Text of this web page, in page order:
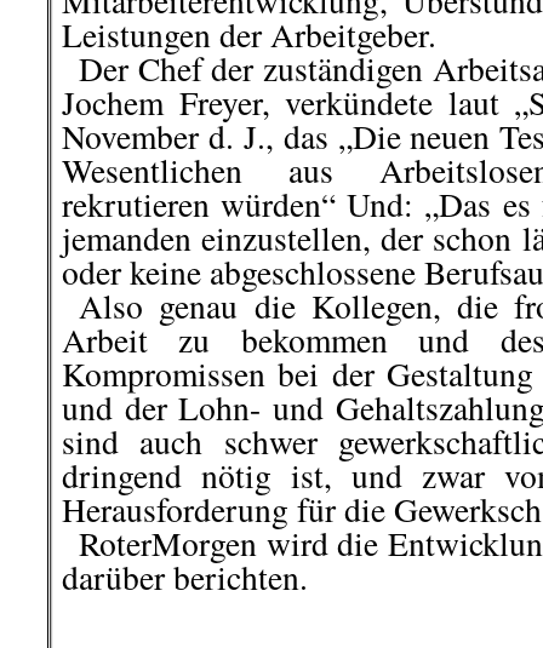
Leistungen der Arbeitgeber.
Der Chef der zuständigen
Jochem Freyer, verkündete laut
November d. J., das „Die neuen
Wesentlichen aus
rekrutieren würden“ Und: „Das
jemanden einzustellen, der schon
oder keine abgeschlossene
Also genau die Kollegen, die
Arbeit zu bekommen und
Kompromissen bei der
und der Lohn- und
sind auch schwer
dringend nötig ist, und zwar
Herausforderung für die
RoterMorgen wird die
darüber berichten.